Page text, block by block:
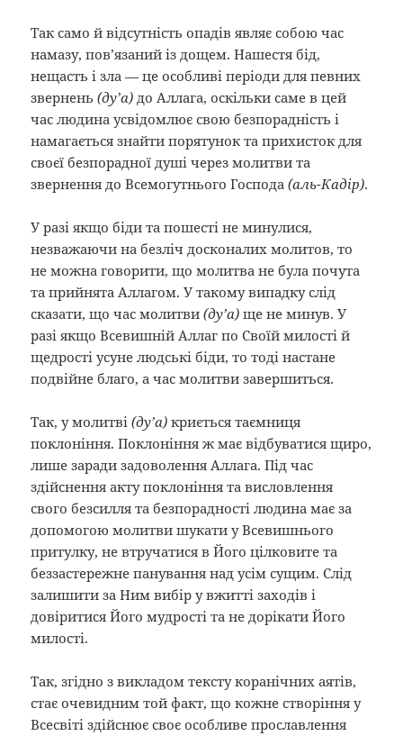
Так само й відсутність опадів являє собою час
намазу, пов’язаний із дощем. Нашестя бід,
нещасть і зла — це особливі періоди для певних
звернень(ду’а) до Аллага, оскільки саме в цей
час людина усвідомлює свою безпорадність і
намагається знайти порятунок та прихисток для
своєї безпорадної душі через молитви та
звернення до Всемогутнього Господа(аль-Кадір).
У разі якщо біди та пошесті не минулися,
незважаючи на безліч досконалих молитов, то
не можна говорити, що молитва не була почута
та прийнята Аллагом. У такому випадку слід
сказати, що час молитви(ду’а) ще не минув. У
разі якщо Всевишній Аллаг по Своїй милості й
щедрості усуне людські біди, то тоді настане
подвійне благо, а час молитви завершиться.
Так, у молитві(ду’а) криється таємниця
поклоніння. Поклоніння ж має відбуватися щиро,
лише заради задоволення Аллага. Під час
здійснення акту поклоніння та висловлення
свого безсилля та безпорадності людина має за
допомогою молитви шукати у Всевишнього
притулку, не втручатися в Його цілковите та
беззастережне панування над усім сущим. Слід
залишити за Ним вибір у вжитті заходів і
довіритися Його мудрості та не дорікати Його
милості.
Так, згідно з викладом тексту коранічних аятів,
стає очевидним той факт, що кожне створіння у
Всесвіті здійснює своє особливе прославлення